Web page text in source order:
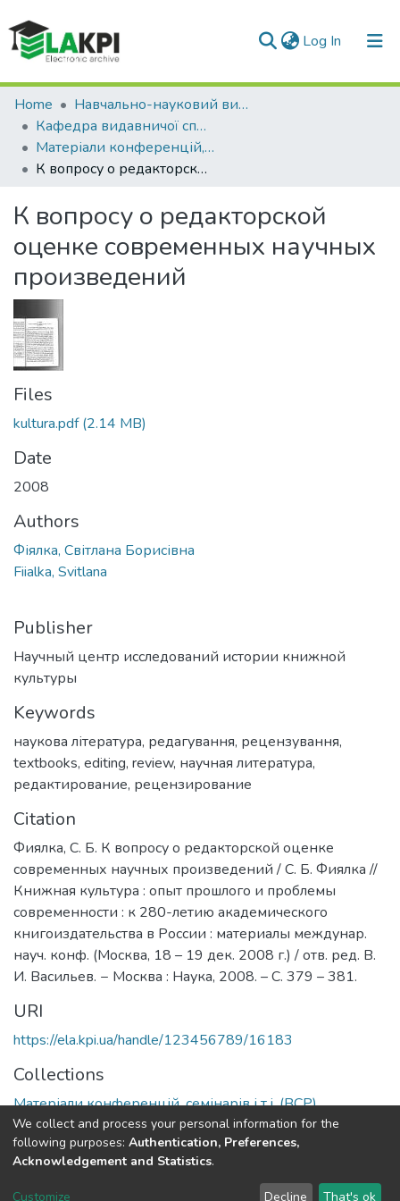
Log In (current)
Communities & Collections
All of DSpace
Statistics
Home
Навчально-науковий видавничо-полiграфiчний інститут (НН ВПІ)
Кафедра видавничої справи та редагування (ВСР)
Матеріали конференцій, семінарів і т.і. (ВСР)
К вопросу о редакторской оценке современных научных произведений
К вопросу о редакторской
оценке современных научных
произведений
Files
kultura.pdf(2.14 MB)
Date
2008
Authors
Фіялка, Світлана Борисівна
Fiialka, Svitlana
Publisher
Научный центр исследований истории книжной
культуры
Keywords
наукова література, редагування, рецензування,
textbooks, editing, review, научная литература,
редактирование, рецензирование
Citation
Фиялка, С. Б. К вопросу о редакторской оценке
современных научных произведений / С. Б. Фиялка //
Книжная культура : опыт прошлого и проблемы
современности : к 280-летию академического
книгоиздательства в России : материалы междунар.
науч. конф. (Москва, 18 – 19 дек. 2008 г.) / отв. ред. В.
И. Васильев. − Москва : Наука, 2008. – С. 379 – 381.
URI
https://ela.kpi.ua/handle/123456789/16183
Collections
Матеріали конференцій, семінарів і т.і. (ВСР)
Full item page
DSpace software copyright © 2002-2026 LYRASIS
We collect and process your personal information for the
following purposes: Authentication, Preferences,
Acknowledgement and Statistics.
Customize Decline That's ok